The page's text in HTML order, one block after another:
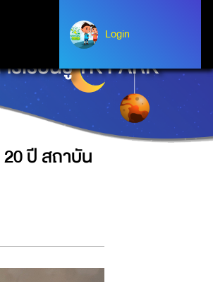
Login
Login
เรียนรู้ TK PARK
ปี สถาบัน